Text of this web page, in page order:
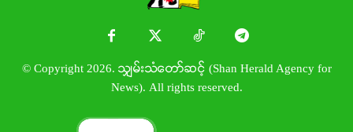
© Copyright 2026. သျှမ်းသံတော်ဆင့် (Shan Herald Agency for
News). All rights reserved.